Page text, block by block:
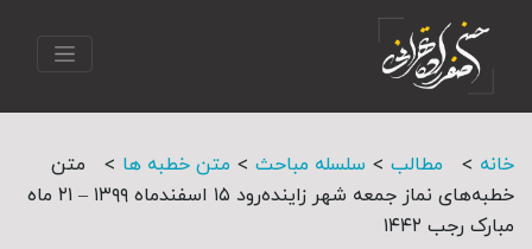
خانه > مطالب > سلسله مباحث > متن خطبه ها >
متن
خطبه‌های نماز جمعه شهر زاینده‌رود ۱۵ اسفند‌‌ماه ۱۳۹۹ – ۲۱ ماه
مبارک رجب ۱۴۴۲